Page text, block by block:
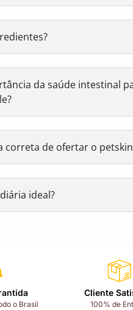
da saúde intestinal
correta de ofertar o
ideal?
o Brasil
Cliente
100% de